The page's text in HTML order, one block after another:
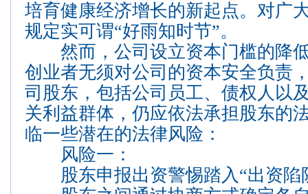
培育健康经济增长的新起点。对广
规定实可谓“好雨知时节”。
然而，公司设立资本门槛的降
创业者无须对公司的资本安全负责
司股东，包括公司员工、债权人以
关利益群体，仍应依法承担股东的
临一些潜在的法律风险：
风险一：
股东申报出资警惕踏入“出资陷